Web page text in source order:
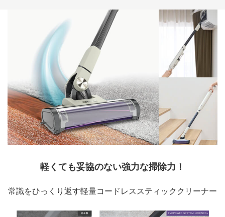
軽くても妥協のない強力な掃除力！
常識をひっくり返す軽量コードレススティッククリーナー